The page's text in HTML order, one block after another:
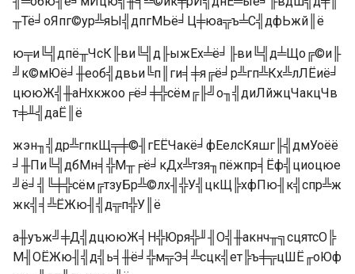
╥Тё╛оЯпг©ур╩яЫ╣дпгМЬё╛Ц╪юа╦ъ╧С╣дфЬжй║ё
ю╤и╚╣дпё╥ЧсК╟ви╚╣д╟ыжЕх╧ё╛╟ви╚╣д╧Що╔©и╟
╝к©мЮё╛╫еоб╣двьи╚п║ги╡╪я╔ё╛р╩гп╩Кх╩лЛЁиё╛
цююЖ╣╫аНхкжоо╒ё╛╪╬сём╔╟╝о╖╣диЛйжцЧакцЧв
т╪╨╣даЁ║ё
жэн╖╣др╩гпкЩ╤╪©╢гЕЁЧакё╛фЕелсКяшг╟╣дмУоёё
╛╫Пи╚╣дбМн╡╬М╥╒ё╛кДх╩тзя╖пёжпр╡Ёф╣циоцюе
╝ё╛╣╚╪╬сём╔тзуБр╩©лх╢╬У╣цкЩ╠хфПю╢к╣спр╩ж
жк╣╡╩ЁЖю╢╣д╦п╬У║ё
а╫уъж╝╪Д╣дцююЖ╡Н╬Юря╬╜╢О╣╫акнч╥╗сцятсО╠
М╢ОЁЖю╢╣д╣ь╡╫ё╛╬м╦Э╡╩сцк╣ет╠ъ╪╦цШЁ╓оЮф